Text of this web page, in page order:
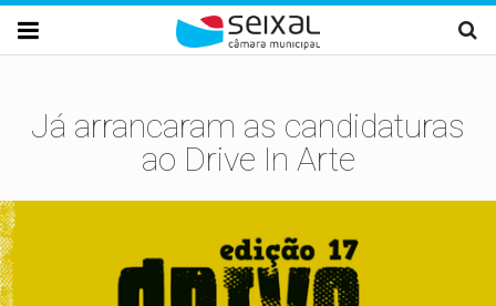
Passar para o conteúdo principal

Já arrancaram as candidaturas
ao Drive In Arte